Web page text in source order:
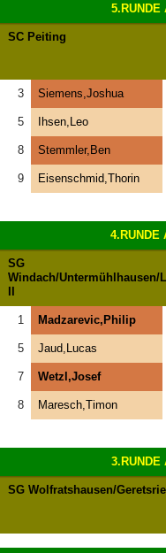
5.RUNDE
SC Peiting
3 Siemens,Joshua
5 Ihsen,Leo
8 Stemmler,Ben
9 Eisenschmid,Thorin
4.RUNDE
SG
Windach/Untermühlhausen/
1 Madzarevic,Philip
5 Jaud,Lucas
7 Wetzl,Josef
8 Maresch,Timon
3.RUNDE
SG Wolfratshausen/